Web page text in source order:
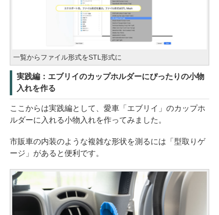
一覧からファイル形式をSTL形式に
実践編：エブリイのカップホルダーにぴったりの小物
入れを作る
ここからは実践編として、愛車「エブリイ」のカップホ
ルダーに入れる小物入れを作ってみました。
市販車の内装のような複雑な形状を測るには「型取りゲ
ージ」があると便利です。